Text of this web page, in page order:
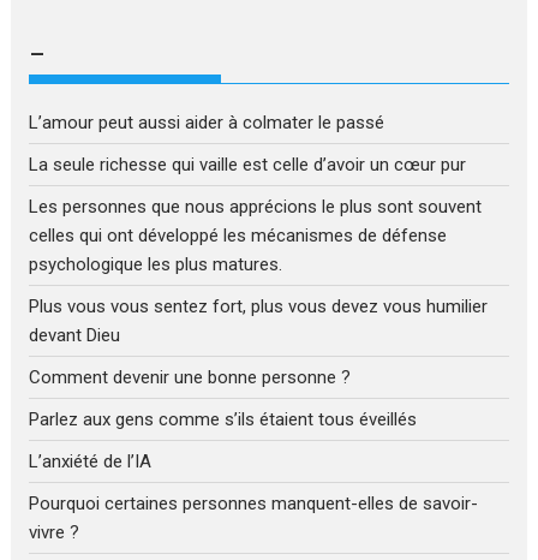
–
L’amour peut aussi aider à colmater le passé
La seule richesse qui vaille est celle d’avoir un cœur pur
Les personnes que nous apprécions le plus sont souvent
celles qui ont développé les mécanismes de défense
psychologique les plus matures.
Plus vous vous sentez fort, plus vous devez vous humilier
devant Dieu
Comment devenir une bonne personne ?
Parlez aux gens comme s’ils étaient tous éveillés
L’anxiété de l’IA
Pourquoi certaines personnes manquent-elles de savoir-
vivre ?